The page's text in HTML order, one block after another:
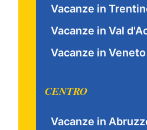
Vacanze in
Vacanze in Val
Vacanze in Veneto
CENTRO
Vacanze in